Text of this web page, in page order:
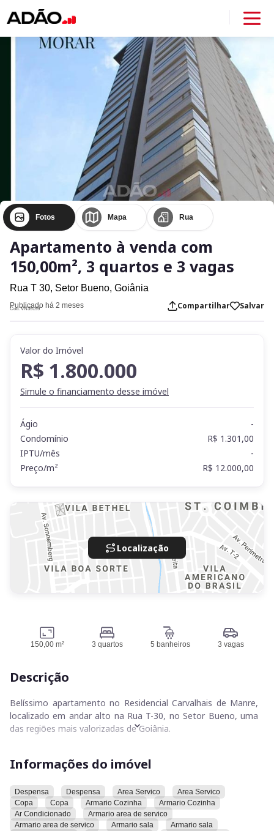
Fotos Mapa Rua
Apartamento à venda com
150,00m², 3 quartos e 3 vagas
Rua T 30, Setor Bueno, Goiânia
Publicado há 2 meses
Cod. VN39199 Compartilhar Salvar
Valor do Imóvel
R$ 1.800.000
Simule o financiamento desse imóvel
Ágio
-
Condomínio
R$ 1.301,00
IPTU/mês
-
Preço/m²
R$ 12.000,00
Localização
150,00 m² 3 quartos 5 banheiros 3 vagas
Descrição
Belíssimo apartamento no Residencial Carvalhais de Manre,
localizado em andar alto na Rua T-30, no Setor Bueno, uma
das regiões mais valorizadas de Goiânia.
banheiros, ampla sala para 03 ambientes com ar-
Silestone branco, elevador privativo, despensa, área de
serviço, entrada de serviço, escaninho e 03 vagas de garagem
paralelas.
Informações do imóvel
Despensa Despensa Area Servico
Area Servico
Copa
Copa Armario Cozinha
Armario Cozinha
Ar Condicionado
Armario area de servico
Armario area de servico
Armario sala
Armario sala